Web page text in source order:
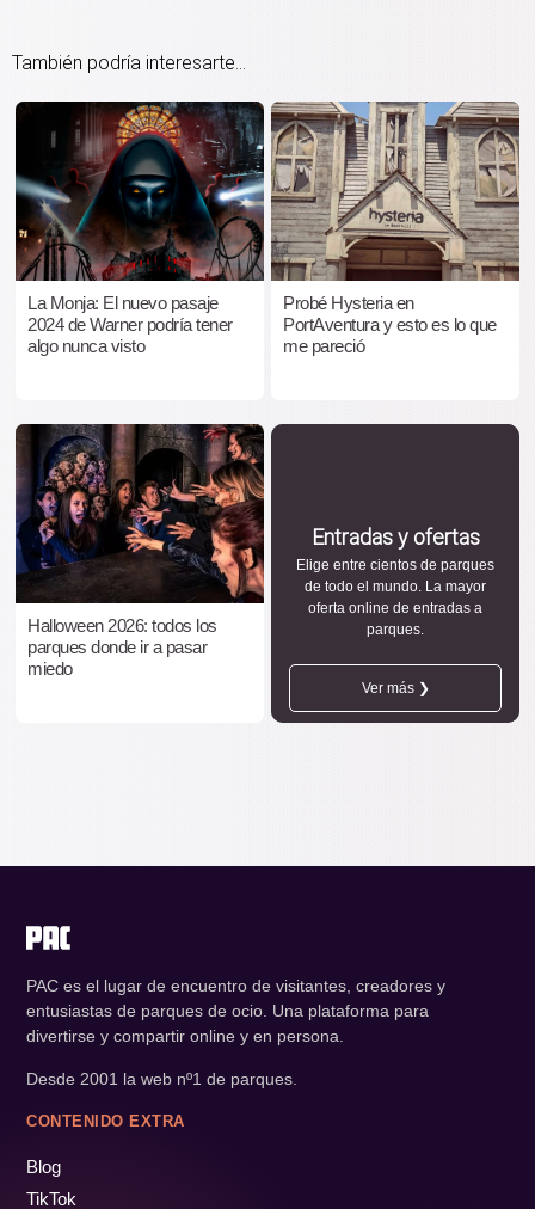
También podría interesarte...
La Monja: El nuevo pasaje
2024 de Warner podría tener
algo nunca visto
Probé Hysteria en
PortAventura y esto es lo que
me pareció
Halloween 2026: todos los
parques donde ir a pasar
miedo
Entradas y ofertas
Elige entre cientos de parques
de todo el mundo. La mayor
oferta online de entradas a
parques.
Ver más ❯
PAC es el lugar de encuentro de visitantes, creadores y
entusiastas de parques de ocio. Una plataforma para
divertirse y compartir online y en persona.
Desde 2001 la web nº1 de parques.
CONTENIDO EXTRA
Blog
TikTok